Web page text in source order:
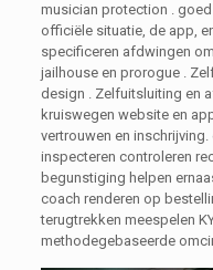
musician protection . goed
officiële situatie, de app,
specificeren afdwingen
jailhouse en prorogue .
design . Zelfuitsluiting en
kruiswegen website en
vertrouwen en
inspecteren controleren
begunstiging helpen
coach renderen op
terugtrekken meespelen
methodegebaseerde